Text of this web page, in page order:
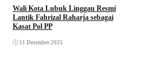
Wali Kota Lubuk Linggau Resmi
Lantik Fahrizal Raharja sebagai
Kasat Pol PP
11 Desember 2025